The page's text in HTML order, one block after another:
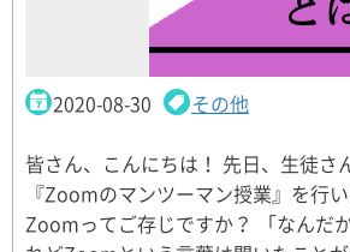
2020-08-30 その他
皆さん、こんにちは！ 先日、生徒さ
『Zoomのマンツーマン授業』を行
Zoomってご存じですか？ 「なんだ